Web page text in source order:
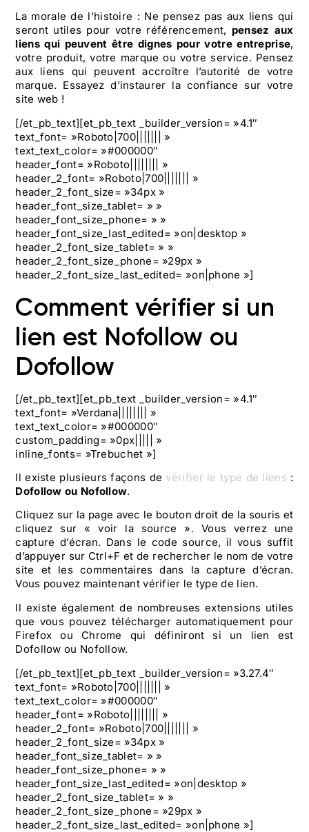
La morale de l’histoire : Ne pensez pas aux liens qui
seront utiles pour votre référencement, pensez aux
liens qui peuvent être dignes pour votre entreprise,
votre produit, votre marque ou votre service. Pensez
aux liens qui peuvent accroître l’autorité de votre
marque. Essayez d’instaurer la confiance sur votre
site web !
[/et_pb_text][et_pb_text _builder_version= »4.1″
text_font= »Roboto|700||||||| »
text_text_color= »#000000″
header_font= »Roboto|||||||| »
header_2_font= »Roboto|700||||||| »
header_2_font_size= »34px »
header_font_size_tablet= » »
header_font_size_phone= » »
header_font_size_last_edited= »on|desktop »
header_2_font_size_tablet= » »
header_2_font_size_phone= »29px »
header_2_font_size_last_edited= »on|phone »]
Comment vérifier si un
lien est Nofollow ou
Dofollow
[/et_pb_text][et_pb_text _builder_version= »4.1″
text_font= »Verdana|||||||| »
text_text_color= »#000000″
custom_padding= »0px||||| »
inline_fonts= »Trebuchet »]
Il existe plusieurs façons de vérifier le type de liens :
Dofollow ou Nofollow.
Cliquez sur la page avec le bouton droit de la souris et
cliquez sur « voir la source ». Vous verrez une
capture d’écran. Dans le code source, il vous suffit
d’appuyer sur Ctrl+F et de rechercher le nom de votre
site et les commentaires dans la capture d’écran.
Vous pouvez maintenant vérifier le type de lien.
Il existe également de nombreuses extensions utiles
que vous pouvez télécharger automatiquement pour
Firefox ou Chrome qui définiront si un lien est
Dofollow ou Nofollow.
[/et_pb_text][et_pb_text _builder_version= »3.27.4″
text_font= »Roboto|700||||||| »
text_text_color= »#000000″
header_font= »Roboto|||||||| »
header_2_font= »Roboto|700||||||| »
header_2_font_size= »34px »
header_font_size_tablet= » »
header_font_size_phone= » »
header_font_size_last_edited= »on|desktop »
header_2_font_size_tablet= » »
header_2_font_size_phone= »29px »
header_2_font_size_last_edited= »on|phone »]